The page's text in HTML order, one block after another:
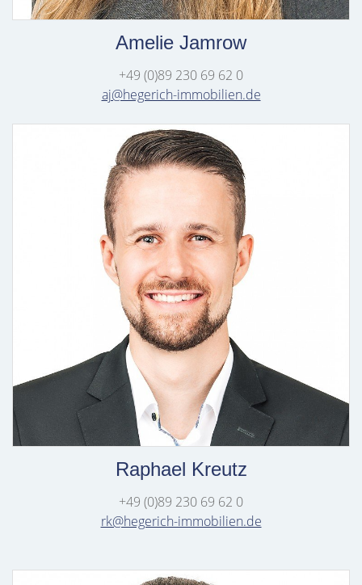
Amelie Jamrow
+49 (0)89 230 69 62 0
aj@hegerich-immobilien.de
Raphael Kreutz
+49 (0)89 230 69 62 0
rk@hegerich-immobilien.de